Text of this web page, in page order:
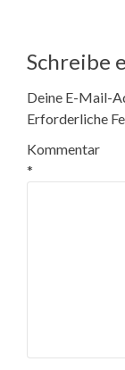
Schreibe
Deine E-Mail-
Erforderliche
Kommentar
*